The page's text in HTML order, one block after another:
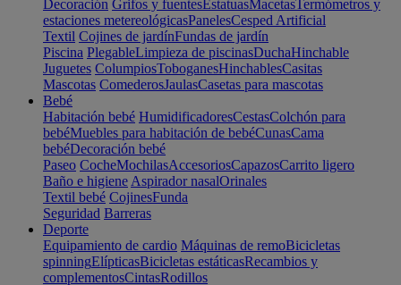
Decoración Grifos y fuentesEstatuasMacetasTermómetros y
estaciones metereológicasPanelesCesped Artificial
Textil Cojines de jardínFundas de jardín
Piscina PlegableLimpieza de piscinasDuchaHinchable
Juguetes ColumpiosToboganesHinchablesCasitas
Mascotas ComederosJaulasCasetas para mascotas
Bebé
Habitación bebé HumidificadoresCestasColchón para
bebéMuebles para habitación de bebéCunasCama
bebéDecoración bebé
Paseo CocheMochilasAccesoriosCapazosCarrito ligero
Baño e higiene Aspirador nasalOrinales
Textil bebé CojinesFunda
Seguridad Barreras
Deporte
Equipamiento de cardio Máquinas de remoBicicletas
spinningElípticasBicicletas estáticasRecambios y
complementosCintasRodillos